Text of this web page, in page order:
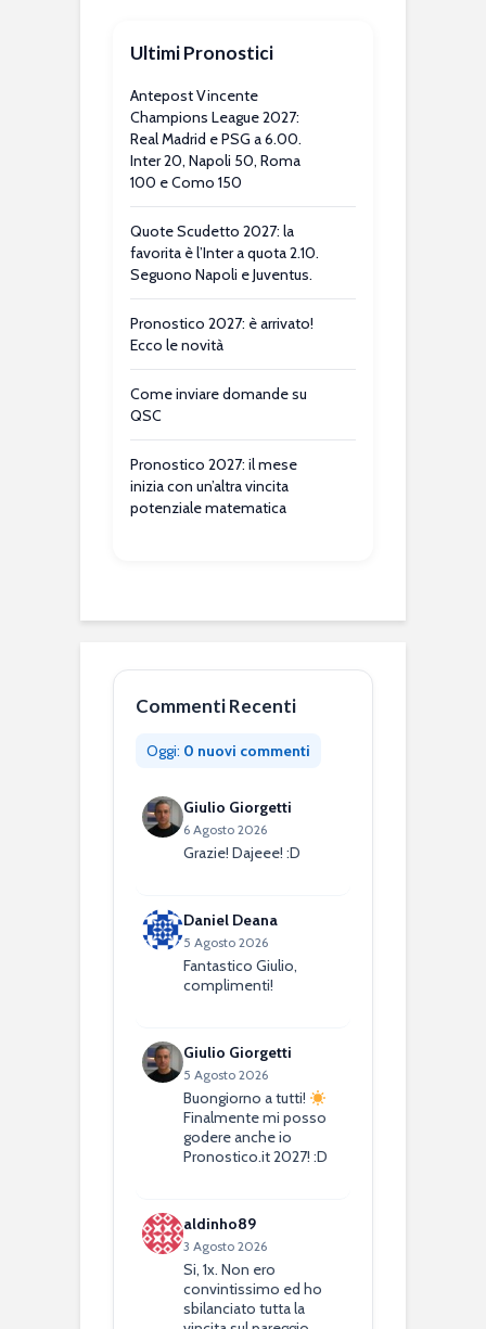
Ultimi Pronostici
Antepost Vincente
Champions League 2027:
Real Madrid e PSG a 6.00.
Inter 20, Napoli 50, Roma
100 e Como 150
Quote Scudetto 2027: la
favorita è l’Inter a quota 2.10.
Seguono Napoli e Juventus.
Pronostico 2027: è arrivato!
Ecco le novità
Come inviare domande su
QSC
Pronostico 2027: il mese
inizia con un’altra vincita
potenziale matematica
Commenti Recenti
Oggi: 0 nuovi commenti
Giulio Giorgetti
6 Agosto 2026
Grazie! Dajeee! :D
Daniel Deana
5 Agosto 2026
Fantastico Giulio,
complimenti!
Giulio Giorgetti
5 Agosto 2026
Buongiorno a tutti!
Finalmente mi posso
godere anche io
Pronostico.it 2027! :D
aldinho89
3 Agosto 2026
Si, 1x. Non ero
convintissimo ed ho
sbilanciato tutta la